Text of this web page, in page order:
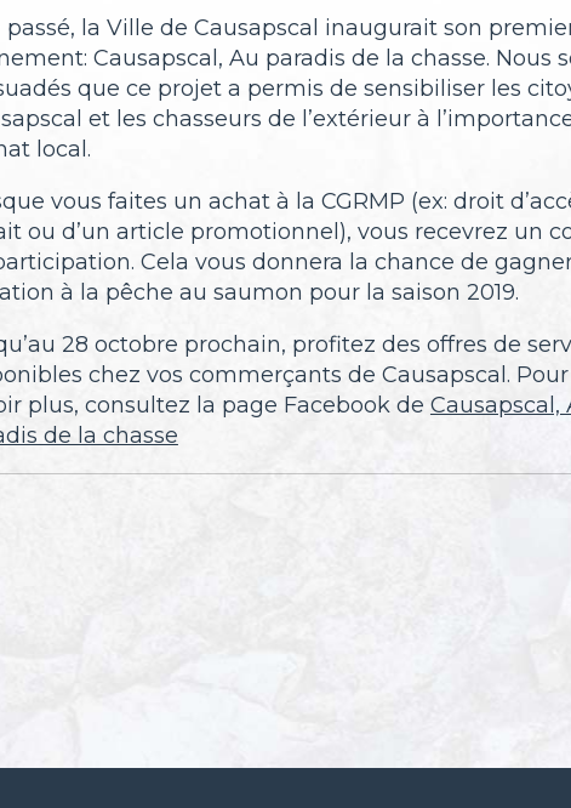
passé, la Ville de Causapscal inaugurait son
Causapscal, Au paradis de la chasse. Nous
que ce projet a permis de sensibiliser les
et les chasseurs de l’extérieur à
local.
vous faites un achat à la CGRMP (ex: droit
ou d’un article promotionnel), vous recevrez un
Cela vous donnera la chance de
à la pêche au saumon pour la saison 2019.
28 octobre prochain, profitez des offres de
chez vos commerçants de Causapscal.
plus, consultez la page Facebook de Causapscal,
de la chasse